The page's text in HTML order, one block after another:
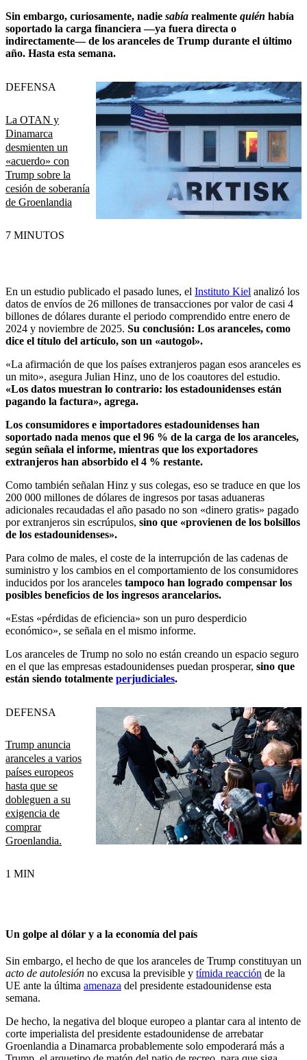
Sin embargo, curiosamente, nadie sabía realmente quién había
soportado la carga financiera —ya fuera directa o
indirectamente— de los aranceles de Trump durante el último
año. Hasta esta semana.
La OTAN y
Dinamarca
desmienten un
«acuerdo» con
Trump sobre la
cesión de soberanía
de Groenlandia
DEFENSA
7 MINUTOS
En un estudio publicado el pasado lunes, el Instituto Kiel analizó los
datos de envíos de 26 millones de transacciones por valor de casi 4
billones de dólares durante el periodo comprendido entre enero de
2024 y noviembre de 2025. Su conclusión: Los aranceles, como
dice el título del artículo, son un «autogol».
«La afirmación de que los países extranjeros pagan esos aranceles es
un mito», asegura Julian Hinz, uno de los coautores del estudio.
«Los datos muestran lo contrario: los estadounidenses están
pagando la factura», agrega.
Los consumidores e importadores estadounidenses han
soportado nada menos que el 96 % de la carga de los aranceles,
según señala el informe, mientras que los exportadores
extranjeros han absorbido el 4 % restante.
Como también señalan Hinz y sus colegas, eso se traduce en que los
200 000 millones de dólares de ingresos por tasas aduaneras
adicionales recaudadas el año pasado no son «dinero gratis» pagado
por extranjeros sin escrúpulos, sino que «provienen de los bolsillos
de los estadounidenses».
Para colmo de males, el coste de la interrupción de las cadenas de
suministro y los cambios en el comportamiento de los consumidores
inducidos por los aranceles tampoco han logrado compensar los
posibles beneficios de los ingresos arancelarios.
«Estas «pérdidas de eficiencia» son un puro desperdicio
económico», se señala en el mismo informe.
Los aranceles de Trump no solo no están creando un espacio seguro
en el que las empresas estadounidenses puedan prosperar, sino que
están siendo totalmente perjudiciales.
Trump anuncia
aranceles a varios
países europeos
hasta que se
dobleguen a su
exigencia de
comprar
Groenlandia.
DEFENSA
1 MIN
Un golpe al dólar y a la economía del país
Sin embargo, el hecho de que los aranceles de Trump constituyan un
acto de autolesión no excusa la previsible y tímida reacción de la
UE ante la última amenaza del presidente estadounidense esta
semana.
De hecho, la negativa del bloque europeo a plantar cara al intento de
corte imperialista del presidente estadounidense de arrebatar
Groenlandia a Dinamarca probablemente solo empoderará más a